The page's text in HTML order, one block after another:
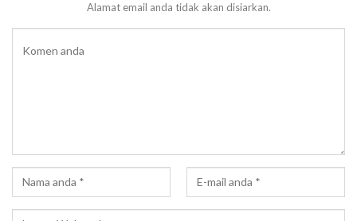
Alamat email anda tidak akan disiarkan.